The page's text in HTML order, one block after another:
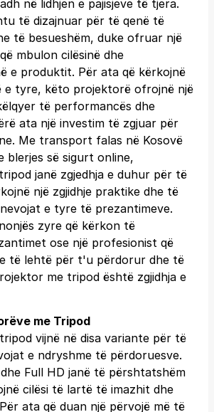
në lidhjen e pajisjeve të tjera.
të dizajnuar për të qenë të
të besueshëm, duke ofruar një
mbulon cilësinë dhe
e produktit. Për ata që kërkojnë
e tyre, këto projektorë ofrojnë një
të performancës dhe
ata një investim të zgjuar për
Me transport falas në Kosovë
blerjes së sigurt online,
janë zgjedhja e duhur për të
një zgjidhje praktike dhe të
e tyre të prezantimeve.
zyre që kërkon të
ose një profesionist që
të lehtë për t'u përdorur dhe të
me tripod është zgjidhja e
me Tripod
vijnë në disa variante për të
e ndryshme të përdoruesve.
Full HD janë të përshtatshëm
cilësi të lartë të imazhit dhe
ata që duan një përvojë më të